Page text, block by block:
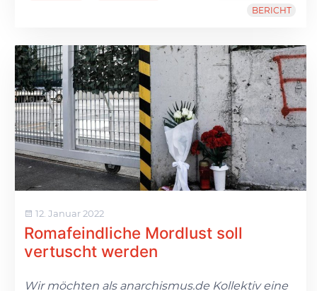
BERICHT
12. Januar 2022
Romafeindliche Mordlust soll
vertuscht werden
Wir möchten als anarchismus.de Kollektiv eine